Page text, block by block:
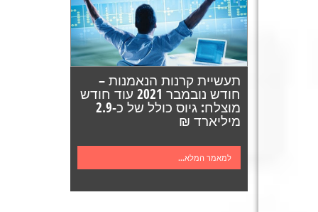
תעשיית קרנות הנאמנות –
חודש נובמבר 2021 עוד חודש
מוצלח: גיוס כולל של כ-2.9
מיליארד ₪
למאמר המלא...